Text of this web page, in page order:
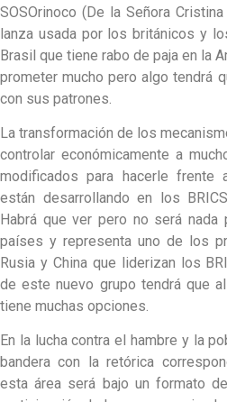
SOSOrinoco (De la Señora
lanza usada por los británicos y
Brasil que tiene rabo de paja en la
prometer mucho pero algo tendrá
con sus patrones.
La transformación de los
controlar económicamente a
modificados para hacerle
están desarrollando en los
Habrá que ver pero no será
países y representa uno de los
Rusia y China que liderizan los
de este nuevo grupo tendrá que
tiene muchas opciones.
En la lucha contra el hambre y la
bandera con la retórica
esta área será bajo un formato